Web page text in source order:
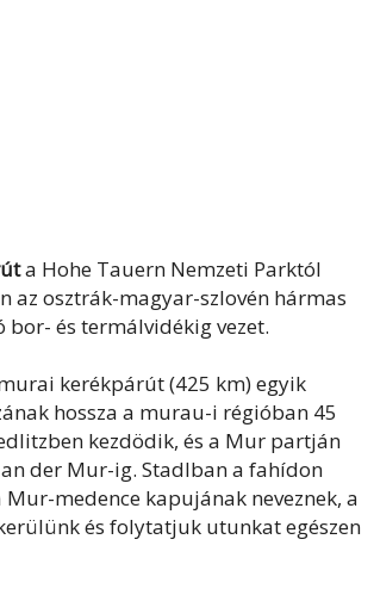
a Hohe Tauern Nemzeti Parktól
az osztrák-magyar-szlovén hármas
és termálvidékig vezet.
kerékpárút (425 km) egyik
hossza a murau-i régióban 45
kezdödik, és a Mur partján
der Mur-ig. Stadlban a fahídon
medence kapujának neveznek, a
és folytatjuk utunkat egészen